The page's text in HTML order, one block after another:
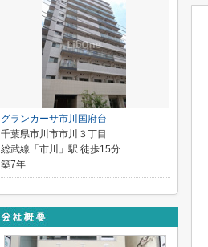
グランカーサ市川国府台
千葉県市川市市川３丁目
総武線「市川」駅 徒歩15分
築7年